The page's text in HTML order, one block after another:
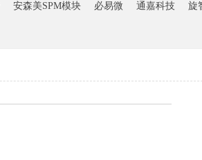
安森美SPM模块 必易微 通嘉科技 旋